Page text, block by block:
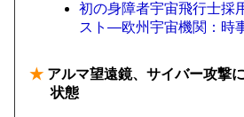
初の身障者宇宙飛行士採
スト―欧州宇宙機関：時
★ アルマ望遠鏡、サイバー攻撃
状態